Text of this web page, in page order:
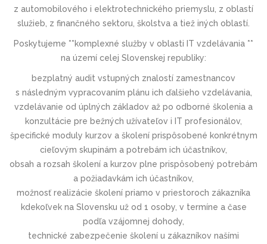
z automobilového i elektrotechnic­kého priemyslu, z oblastí
služieb, z finančného sektoru, školstva a tiež iných oblastí.
Poskytujeme **komplexné služby v oblasti IT vzdelávania **
na území celej Slovenskej republiky:
bezplatný audit vstupných znalostí zamestnancov
s následným vypracovaním plánu ich ďalšieho vzdelávania,
vzdelávanie od úplných základov až po odborné školenia a
konzultácie pre bežných užívateľov i IT profesionálov,
špecifické moduly kurzov a školení prispôsobené konkrétnym
cieľovým skupinám a potrebám ich účastníkov,
obsah a rozsah školení a kurzov plne prispôsobený potrebám
a požiadavkám ich účastníkov,
možnosť realizácie školení priamo v priestoroch zákazníka
kdekoľvek na Slovensku už od 1 osoby, v termíne a čase
podľa vzájomnej dohody,
technické zabezpečenie školení u zákazníkov našími